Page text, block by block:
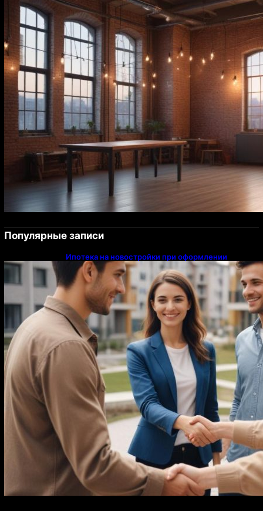
Популярные записи
Ипотека на новостройки при оформлении
напрямую у застройщика